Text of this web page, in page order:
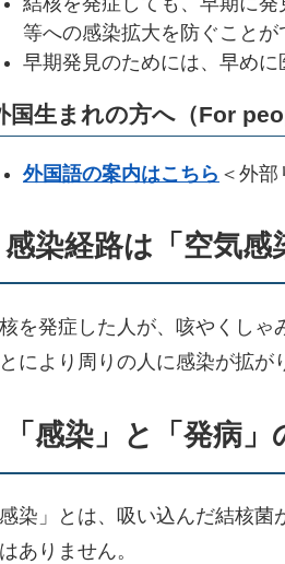
等への感染拡大を防ぐことが
早期発見のためには、早めに
国生まれの方へ（For
外国語の案内はこちら ＜外部
感染経路は「空気感
を発症した人が、咳やくしゃ
により周りの人に感染が拡が
「感染」と「発病」
感染」とは、吸い込んだ結核
ありません。